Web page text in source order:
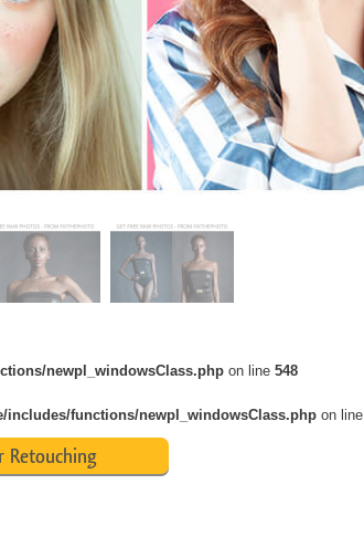
newpl_windowsClass.phpon line 548
functions/newpl_windowsClass.phpon line
Retouching